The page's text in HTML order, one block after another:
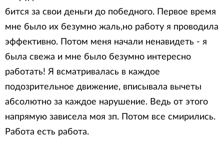
бится за свои деньги до победного. Первое время
мне было их безумно жаль,но работу я проводила
эффективно. Потом меня начали ненавидеть - я
была свежа и мне было безумно интересно
работать! Я всматривалась в каждое
подозрительное движение, вписывала вычеты
абсолютно за каждое нарушение. Ведь от этого
напрямую зависела моя зп. Потом все смирились.
Работа есть работа.